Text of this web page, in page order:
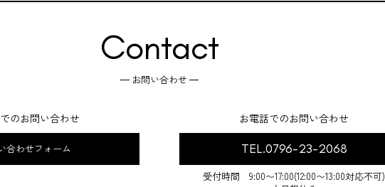
Contact
お問い合わせ
のお問い合わせ
合わせフォーム
お電話でのお問い合わせ
TEL.0796-23-2068
受付時間 9:00〜17:00(12:00〜13:00対応不可)